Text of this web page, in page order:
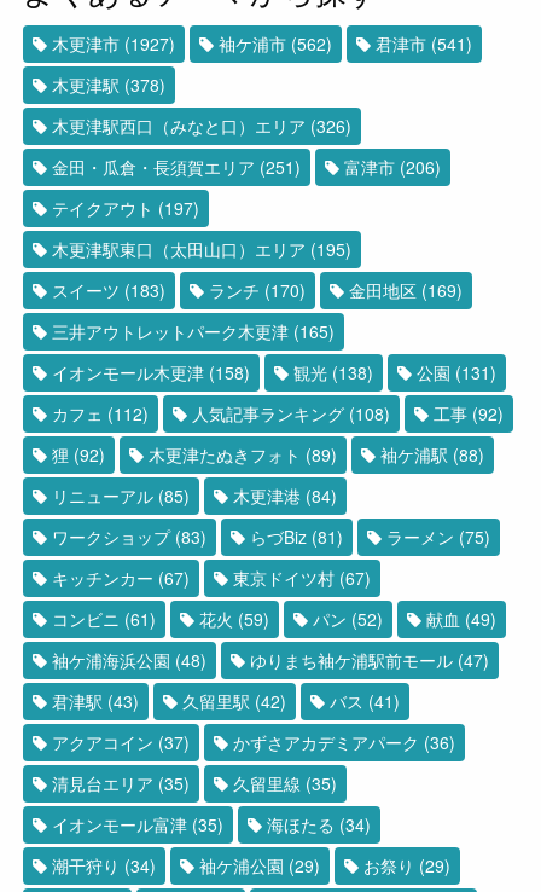
木更津市 (1927) 袖ケ浦市 (562) 君津市 (541)
木更津駅 (378)
木更津駅西口（みなと口）エリア (326)
金田・瓜倉・長須賀エリア (251) 富津市 (206)
テイクアウト (197)
木更津駅東口（太田山口）エリア (195)
スイーツ (183) ランチ (170) 金田地区 (169)
三井アウトレットパーク木更津 (165)
イオンモール木更津 (158) 観光 (138) 公園 (131)
カフェ (112) 人気記事ランキング (108) 工事 (92)
狸 (92) 木更津たぬきフォト (89) 袖ケ浦駅 (88)
リニューアル (85) 木更津港 (84)
ワークショップ(83) らづBiz (81) ラーメン (75)
キッチンカー (67) 東京ドイツ村 (67)
コンビニ (61) 花火 (59) パン (52) 献血 (49)
袖ケ浦海浜公園 (48) ゆりまち袖ケ浦駅前モール (47)
君津駅 (43) 久留里駅 (42) バス (41)
アクアコイン (37) かずさアカデミアパーク (36)
清見台エリア (35) 久留里線 (35)
イオンモール富津 (35) 海ほたる (34)
潮干狩り (34) 袖ケ浦公園 (29) お祭り (29)